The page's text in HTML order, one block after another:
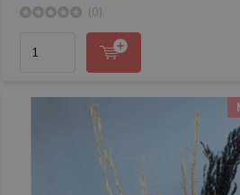
(0)